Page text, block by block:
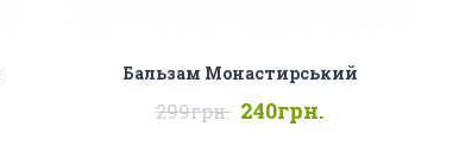
Бальзам Монастирський
299грн. 240грн.